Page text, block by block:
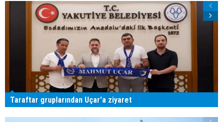
Taraftar gruplarından Uçar'a ziyaret